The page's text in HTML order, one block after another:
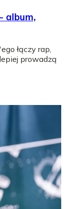
album,
łączy rap,
prowadzą